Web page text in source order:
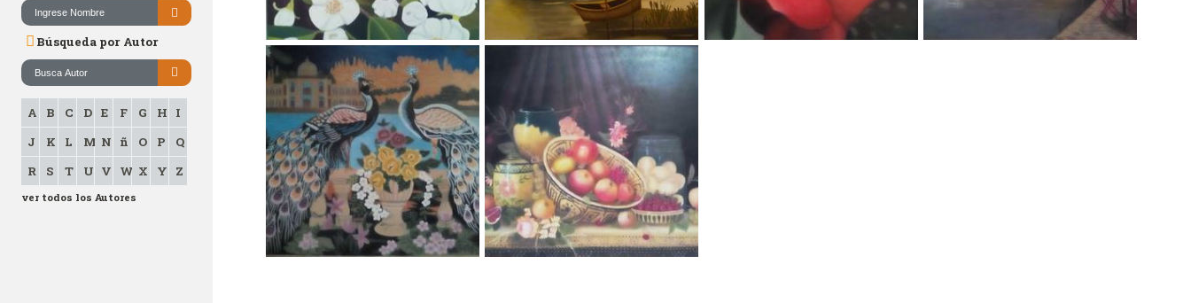
Búsqueda por Autor
A B C D E F G H
I
J
K L M N ñ O P
Q
R
S T U V W X Y Z
ver todos los Autores